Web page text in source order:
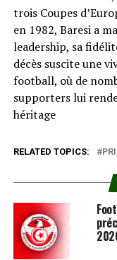
trois Coupes
en 1982, Baresi a
leadership, sa
décès suscite une
football, où de
supporters lui
héritage
RELATED TOPICS: